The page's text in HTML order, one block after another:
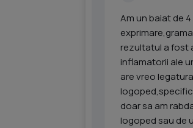
Am un baiat de
rezultatul a fost
inflamatorii ale
are vreo
logoped,specific
doar sa am
logoped sau de